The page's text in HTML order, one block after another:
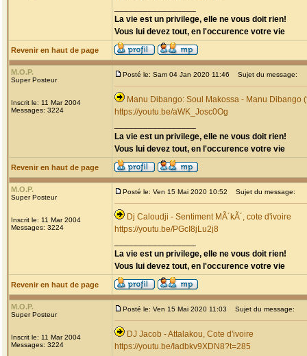
La vie est un privilege, elle ne vous doit rien!
Vous lui devez tout, en l'occurence votre vie
Revenir en haut de page
M.O.P.
Super Posteur
Inscrit le: 11 Mar 2004
Messages: 3224
Posté le: Sam 04 Jan 2020 11:46 Sujet du message:
Manu Dibango: Soul Makossa - Manu Dibango
https://youtu.be/aWK_Josc0Og
La vie est un privilege, elle ne vous doit rien!
Vous lui devez tout, en l'occurence votre vie
Revenir en haut de page
M.O.P.
Super Posteur
Inscrit le: 11 Mar 2004
Messages: 3224
Posté le: Ven 15 Mai 2020 10:52 Sujet du message:
Dj Caloudji - Sentiment MÃ´kÃ´, cote d'ivoire
https://youtu.be/PGcI8jLu2j8
La vie est un privilege, elle ne vous doit rien!
Vous lui devez tout, en l'occurence votre vie
Revenir en haut de page
M.O.P.
Super Posteur
Inscrit le: 11 Mar 2004
Messages: 3224
Posté le: Ven 15 Mai 2020 11:03 Sujet du message:
DJ Jacob - Attalakou, Cote d'ivoire
https://youtu.be/Iadbkv9XDN8?t=285